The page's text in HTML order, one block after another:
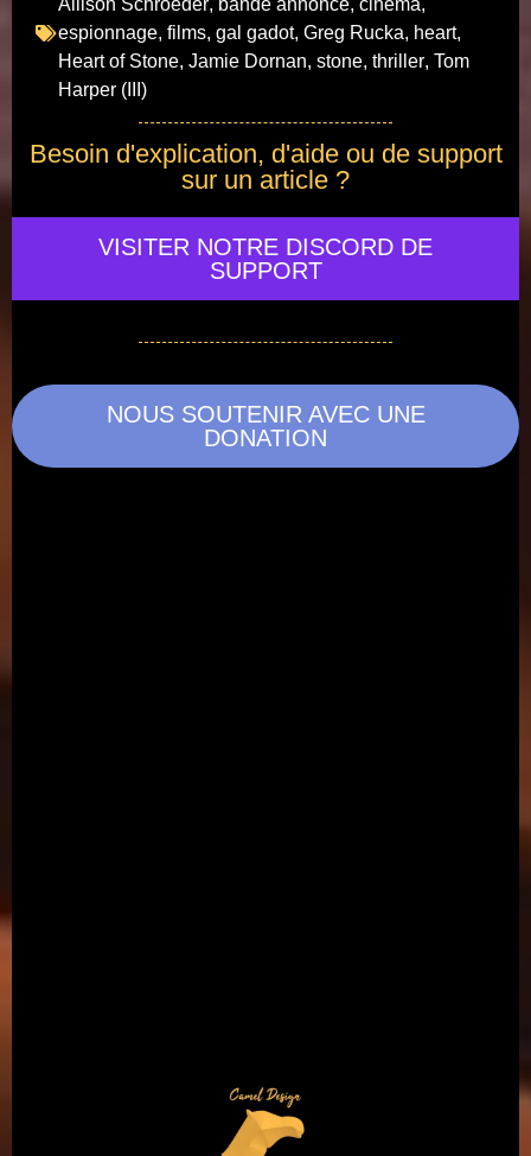
Allison Schroeder, bande annonce, cinema,
espionnage, films, gal gadot, Greg Rucka, heart,
Heart of Stone, Jamie Dornan, stone, thriller, Tom
Harper (III)
Besoin d'explication, d'aide ou de support
sur un article ?
VISITER NOTRE DISCORD DE
SUPPORT
NOUS SOUTENIR AVEC UNE
DONATION